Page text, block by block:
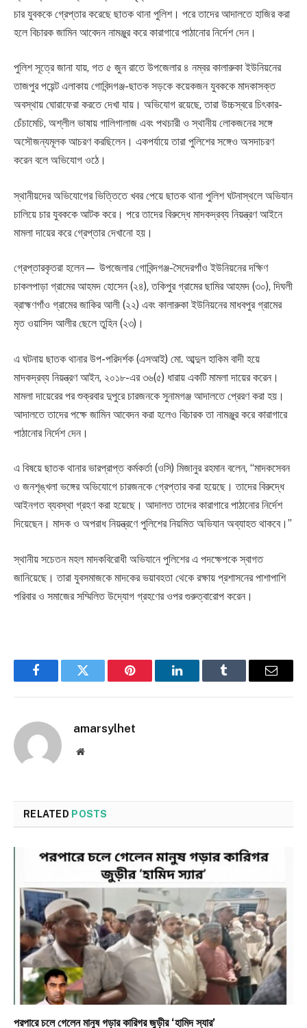
চার যুবককে গ্রেপ্তার করেছে ছাতক থানা পুলিশ। পরে তাদের আদালতে হাজির করা
হলে বিচারক জামিন আবেদন নামঞ্জুর করে কারাগারে পাঠানোর নির্দেশ দেন।
পুলিশ সূত্রে জানা যায়, গত ৫ জুন রাতে উপজেলার ৪ নম্বর কালারুকা ইউনিয়নের
তাজপুর পয়েন্ট এলাকায় গোবিন্দগঞ্জ-ছাতক সড়কে কয়েকজন যুবককে মাদকাসক্ত
অবস্থায় ঘোরাফেরা করতে দেখা যায়। অভিযোগ রয়েছে, তারা উচ্চস্বরে চিৎকার-
চেঁচামেচি, অশ্লীল ভাষায় গালিগালাজ এবং পথচারী ও স্থানীয় লোকজনের সঙ্গে
অসৌজন্যমূলক আচরণ করছিলেন। একপর্যায়ে তারা পুলিশের সঙ্গেও অসদাচরণ
করেন বলে অভিযোগ ওঠে।
স্থানীয়দের অভিযোগের ভিত্তিতে খবর পেয়ে ছাতক থানা পুলিশ ঘটনাস্থলে অভিযান
চালিয়ে চার যুবককে আটক করে। পরে তাদের বিরুদ্ধে মাদকদ্রব্য নিয়ন্ত্রণ আইনে
মামলা দায়ের করে গ্রেপ্তার দেখানো হয়।
গ্রেপ্তারকৃতরা হলেন— উপজেলার গোবিন্দগঞ্জ-সৈদেরগাঁও ইউনিয়নের দক্ষিণ
চাকলপাড়া গ্রামের আহমদ হোসেন (২৪), তকিপুর গ্রামের ছামির আহমদ (৩০), দিঘলী
ব্রাহ্মণগাঁও গ্রামের জাকির আলী (২২) এবং কালারুকা ইউনিয়নের মাধবপুর গ্রামের
মৃত ওয়াসিদ আলীর ছেলে তুহিন (২৩)।
এ ঘটনায় ছাতক থানার উপ-পরিদর্শক (এসআই) মো. আব্দুল হাকিম বাদী হয়ে
মাদকদ্রব্য নিয়ন্ত্রণ আইন, ২০১৮-এর ৩৬(৫) ধারায় একটি মামলা দায়ের করেন।
মামলা দায়েরের পর শুক্রবার দুপুরে চারজনকে সুনামগঞ্জ আদালতে প্রেরণ করা হয়।
আদালতে তাদের পক্ষে জামিন আবেদন করা হলেও বিচারক তা নামঞ্জুর করে কারাগারে
পাঠানোর নির্দেশ দেন।
এ বিষয়ে ছাতক থানার ভারপ্রাপ্ত কর্মকর্তা (ওসি) মিজানুর রহমান বলেন, “মাদকসেবন
ও জনশৃঙ্খলা ভঙ্গের অভিযোগে চারজনকে গ্রেপ্তার করা হয়েছে। তাদের বিরুদ্ধে
আইনগত ব্যবস্থা গ্রহণ করা হয়েছে। আদালত তাদের কারাগারে পাঠানোর নির্দেশ
দিয়েছেন। মাদক ও অপরাধ নিয়ন্ত্রণে পুলিশের নিয়মিত অভিযান অব্যাহত থাকবে।”
স্থানীয় সচেতন মহল মাদকবিরোধী অভিযানে পুলিশের এ পদক্ষেপকে স্বাগত
জানিয়েছে। তারা যুবসমাজকে মাদকের ভয়াবহতা থেকে রক্ষায় প্রশাসনের পাশাপাশি
পরিবার ও সমাজের সম্মিলিত উদ্যোগ গ্রহণের ওপর গুরুত্বারোপ করেন।
FacebookTwitter Pinterest LinkedInTumblr Email
amarsylhet
Website
RELATED POSTS
পরপারে চলে গেলেন মানুষ গড়ার কারিগর জুড়ীর ‘হামিদ স্যার’